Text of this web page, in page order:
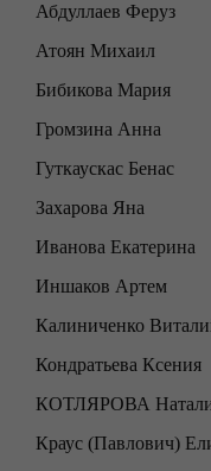
Абдуллаев Феруз
Атоян Михаил
Бибикова Мария
Громзина Анна
Гуткаускас Бенас
Захарова Яна
Иванова Екатерина
Иншаков Артем
Калиниченко
Кондратьева Ксения
КОТЛЯРОВА
Краус (Павлович)